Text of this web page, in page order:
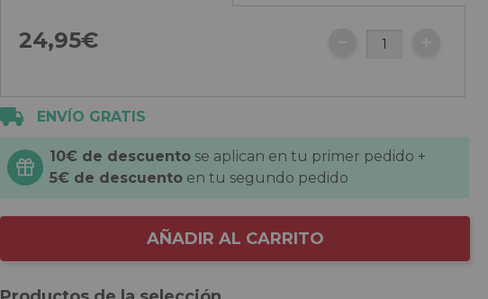
24,95€
ENVÍO GRATIS
10€ de descuento se aplican en tu primer pedido +
5€ de descuento en tu segundo pedido
AÑADIR AL CARRITO